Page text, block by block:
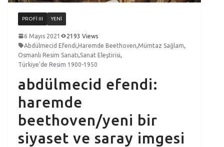
PROFI III YENI
6 Mayıs 2021
2193 Views
Abdülmecid Efendi,Haremde Beethoven,Mümtaz Sağlam,
Osmanlı Resim Sanatı,Sanat Eleştirisi,
Türkiye'de Resim 1900-1950
abdülmecid efendi:
haremde
beethoven/yeni bir
siyaset ve saray imgesi